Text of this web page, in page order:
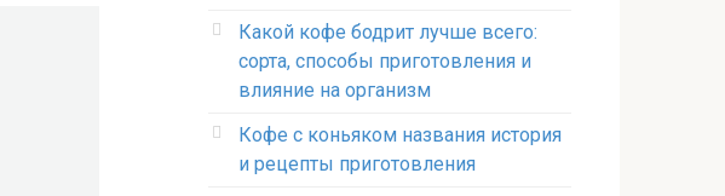
Какой кофе бодрит лучше всего:
сорта, способы приготовления и
влияние на организм
Кофе с коньяком названия история
и рецепты приготовления